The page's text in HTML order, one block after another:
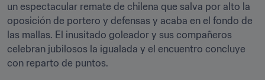
un espectacular remate de chilena que salva por alto la
oposición de portero y defensas y acaba en el fondo de
las mallas. El inusitado goleador y sus compañeros
celebran jubilosos la igualada y el encuentro concluye
con reparto de puntos.